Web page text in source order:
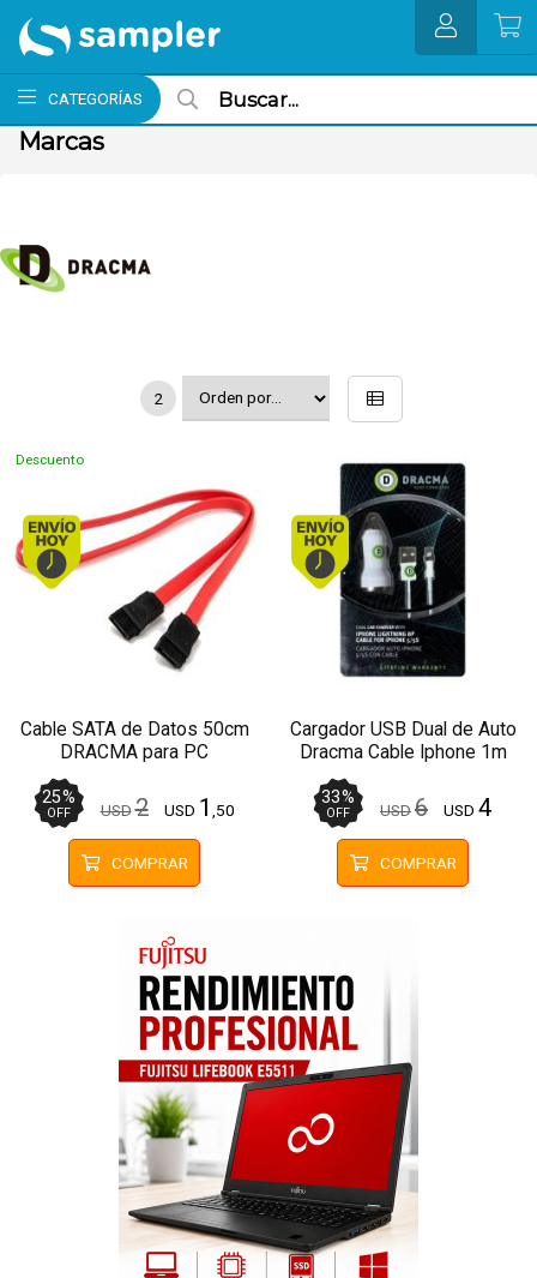
CATEGORÍAS
MI COMPRA
Marcas
2
Descuento
Envío hoy. Comprando antes de 13Hs.
Cable SATA de Datos 50cm
DRACMA para PC
25%
OFF USD2 USD 1 ,50
COMPRAR
Envío hoy.
Cargador USB Dual de Auto
Dracma Cable Iphone 1m
33%
OFF USD6 USD 4
COMPRAR